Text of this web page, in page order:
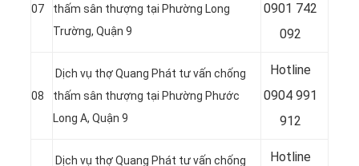
07
thấm sân thượng tại Phường Long
Trường, Quận 9
0901 742
092
08
Dịch vụ thợ Quang Phát tư vấn chống
thấm sân thượng tại Phường Phước
Long A, Quận 9
Hotline
0904 991
912
Dịch vụ thợ Quang Phát tư vấn chống
Hotline